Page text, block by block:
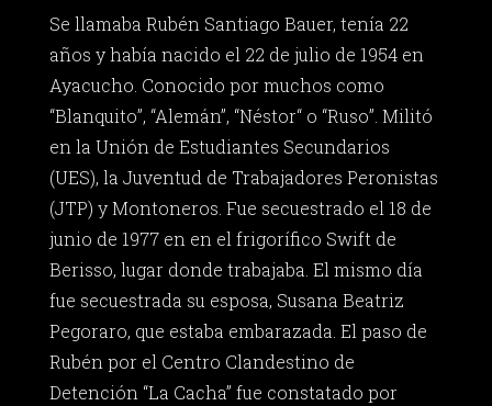
Se llamaba Rubén Santiago Bauer, tenía 22
años y había nacido el 22 de julio de 1954 en
Ayacucho. Conocido por muchos como
“Blanquito”, “Alemán”, “Néstor“ o “Ruso”. Militó
en la Unión de Estudiantes Secundarios
(UES), la Juventud de Trabajadores Peronistas
(JTP) y Montoneros. Fue secuestrado el 18 de
junio de 1977 en en el frigorífico Swift de
Berisso, lugar donde trabajaba. El mismo día
fue secuestrada su esposa, Susana Beatriz
Pegoraro, que estaba embarazada. El paso de
Rubén por el Centro Clandestino de
Detención “La Cacha” fue constatado por